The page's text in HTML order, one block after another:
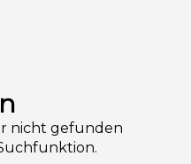
nicht gefunden